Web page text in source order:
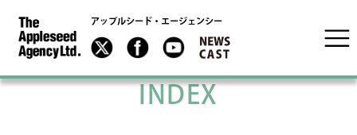
アップルシード・エージェンシー
INDEX